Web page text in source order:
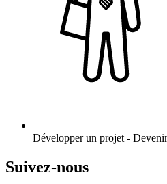
Développer un projet -
Suivez-nous